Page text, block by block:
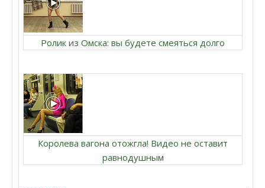
Ролик из Омска: вы будете смеяться долго
Королева вагона отожгла! Видео не оставит
равнодушным